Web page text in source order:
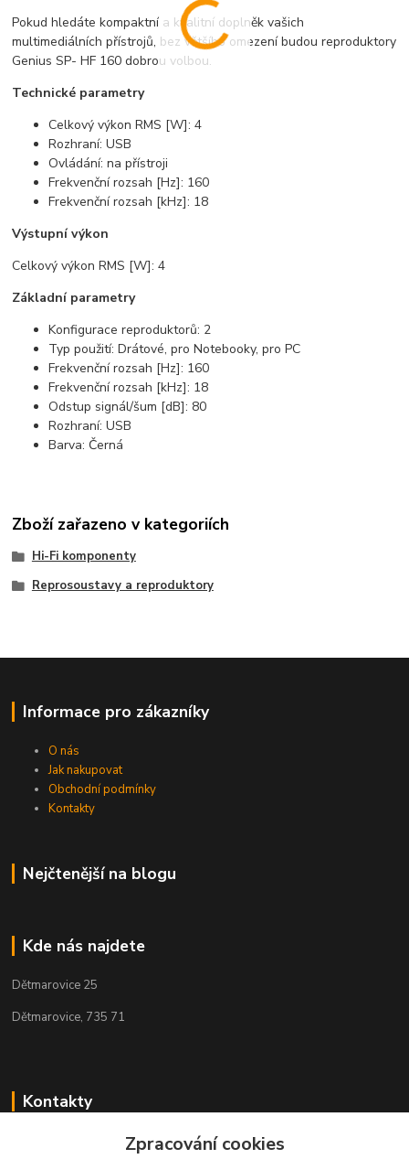
Pokud hledáte kompaktní a kvalitní doplněk vašich
multimediálních přístrojů, bez většího omezení budou reproduktory
Genius SP- HF 160 dobrou volbou.
Technické parametry
Celkový výkon RMS [W]: 4
Rozhraní: USB
Ovládání: na přístroji
Frekvenční rozsah [Hz]: 160
Frekvenční rozsah [kHz]: 18
Výstupní výkon
Celkový výkon RMS [W]: 4
Základní parametry
Konfigurace reproduktorů: 2
Typ použití: Drátové, pro Notebooky, pro PC
Frekvenční rozsah [Hz]: 160
Frekvenční rozsah [kHz]: 18
Odstup signál/šum [dB]: 80
Rozhraní: USB
Barva: Černá
Zboží zařazeno v kategoriích
Hi-Fi komponenty
Reprosoustavy a reproduktory
Informace pro zákazníky
O nás
Jak nakupovat
Obchodní podmínky
Kontakty
Nejčtenější na blogu
Kde nás najdete
Dětmarovice 25
Dětmarovice, 735 71
Kontakty
+420 731 444 327Zpracování cookies